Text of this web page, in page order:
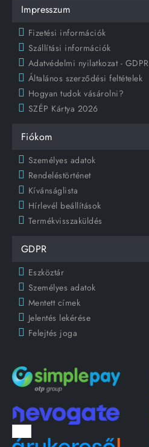
Impresszum
Fizetési információk
Szállítási információk
Adatvédelmi nyilatkozat - GDPR
Általános szerződési feltételek
Hogyan tudok vásárolni?
SZÉP Kártya 2026
Fiókom
Személyes adatok
Rendeléstörténet
Kívánságlista
Hírlevél beállítások
Termékvisszaküldés
GDPR
Eszköztár
Személyes adatok
Mentett címek
Jelentés lekérése
Felejtés joga